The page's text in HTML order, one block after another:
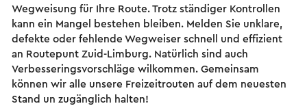
Wegweisung für Ihre Route. Trotz ständiger Kontrollen
kann ein Mangel bestehen bleiben. Melden Sie unklare,
defekte oder fehlende Wegweiser schnell und effizient
an Routepunt Zuid-Limburg. Natürlich sind auch
Verbesseringsvorschläge wilkommen. Gemeinsam
können wir alle unsere Freizeitrouten auf dem neuesten
Stand un zugänglich halten!